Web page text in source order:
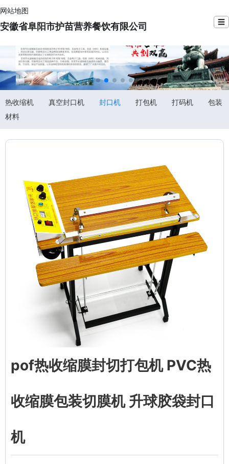
网站地图
安徽省阜阳市护苗营养餐饮有限公司 ☰
热收缩机 真空封口机 封口机 打包机 打码机
包装
材料
pof热收缩膜封切打包机 PVC热
收缩膜包装切膜机 升球胶袋封口
机